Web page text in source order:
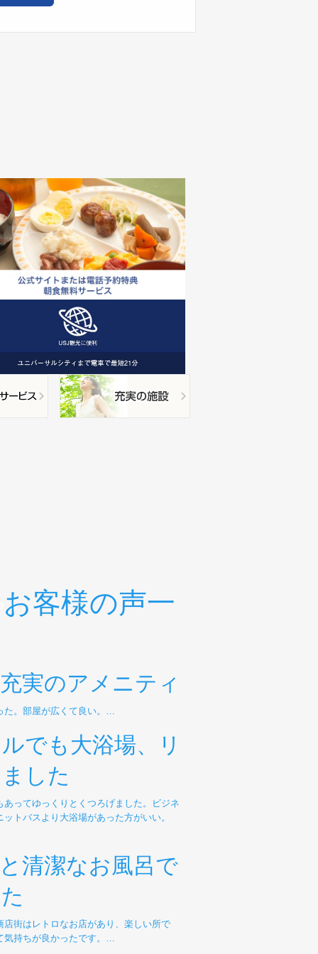
お客様の声一
実のアメニティ
た。部屋が広くて良い。…
でも大浴場、リ
した
ってゆっくりとくつろげました。ビジネ
トバスより大浴場があった方がいい。
清潔なお風呂で
街はレトロなお店があり、楽しい所で
気持ちが良かったです。…